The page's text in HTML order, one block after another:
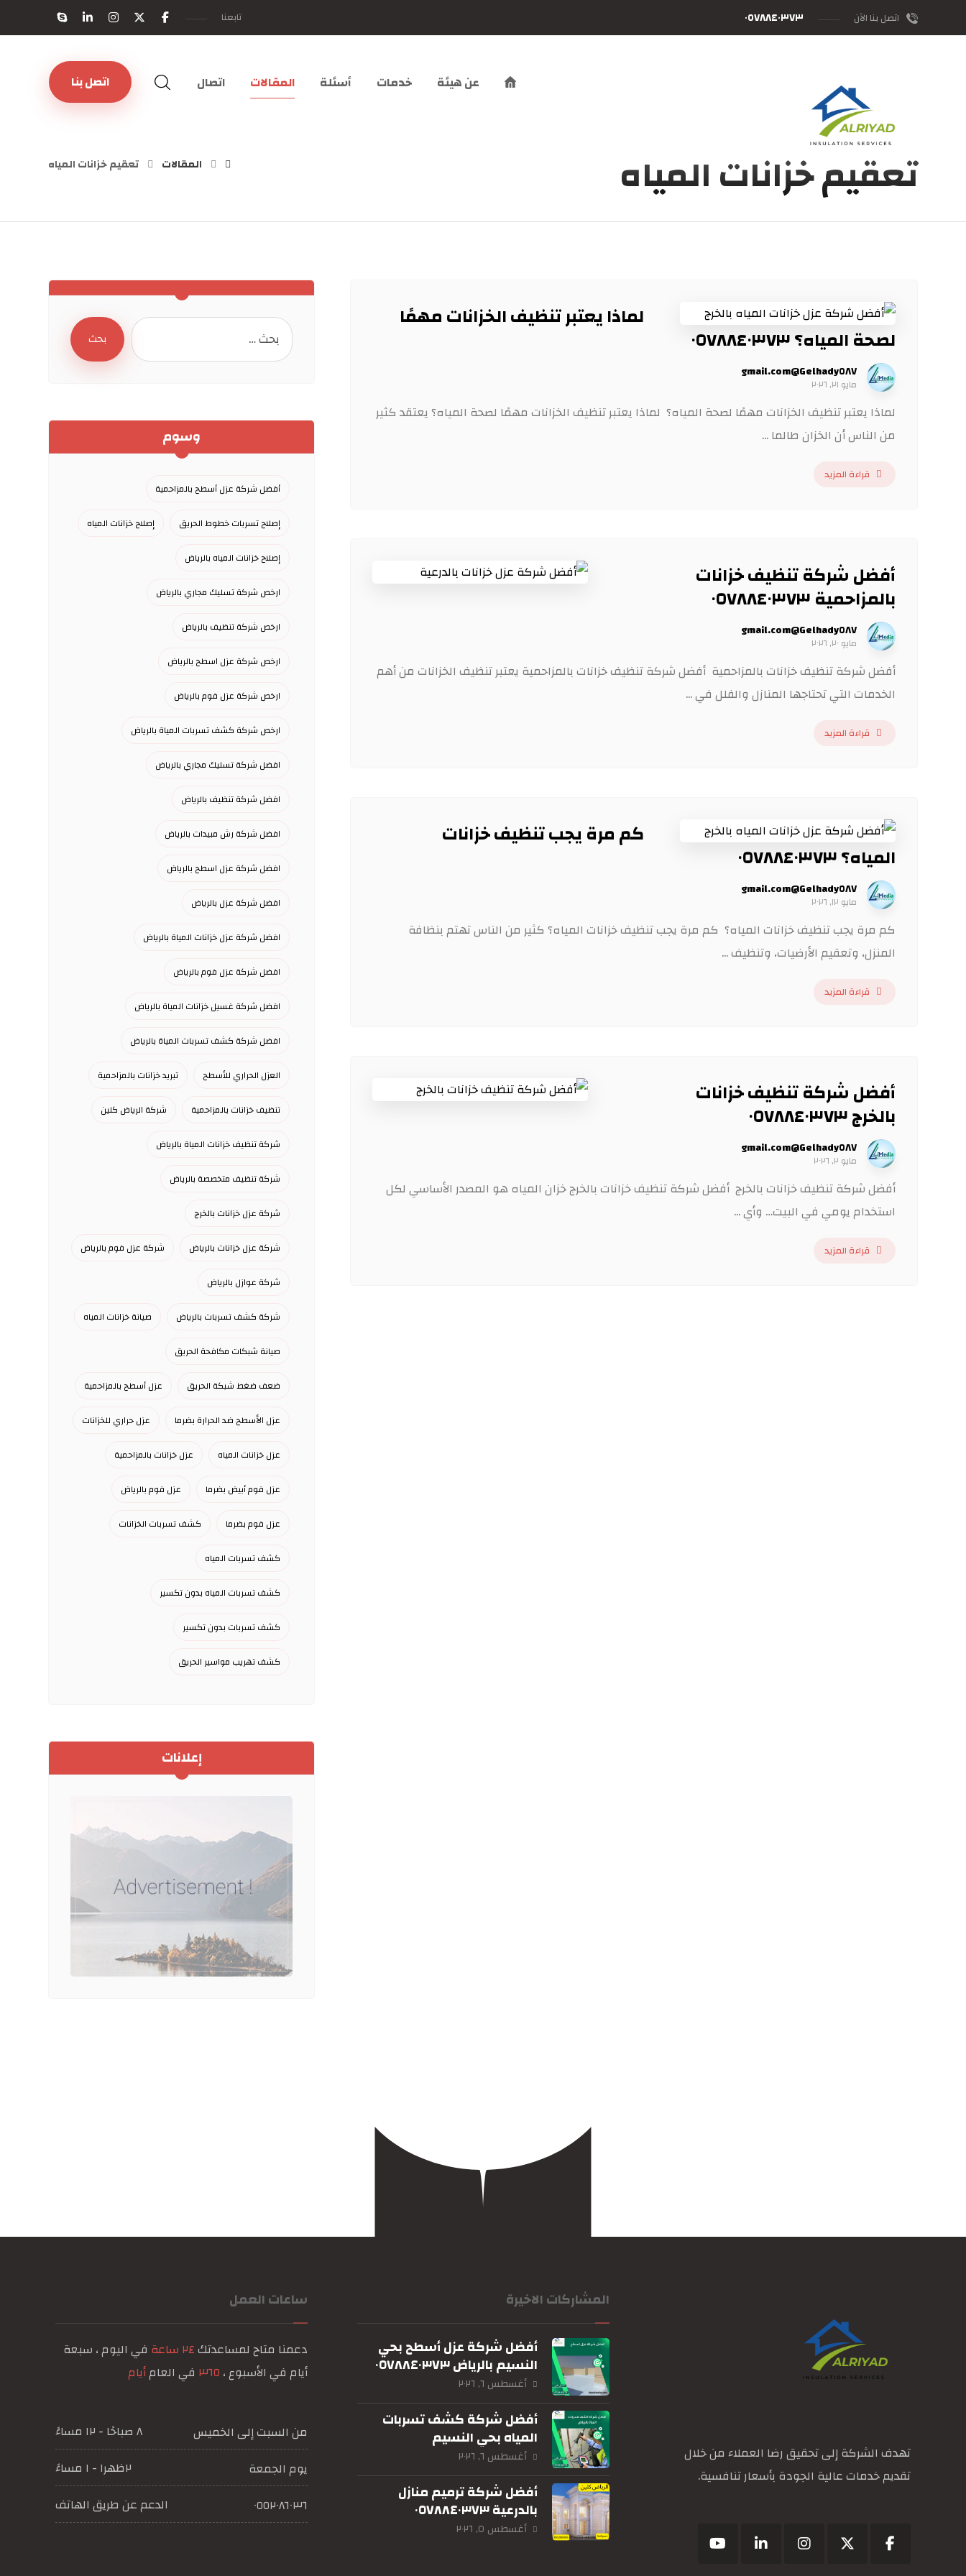
اتصل بنا الآن ٠٥٧٨٨٤٠٣٧٣ تابعنا
اتصل بنا عن هيئة خدمات أسئلة المقالات اتصال
تعقيم خزانات المياه المقالات تعقيم خزانات المياه
لماذا يعتبر تنظيف الخزانات مهمًا
لصحة المياه؟ ٠٥٧٨٨٤٠٣٧٣
Gelhady٥٨٧@gmail.com
مايو ٢١, ٢٠٢٦
لماذا يعتبر تنظيف الخزانات مهمًا لصحة المياه؟ لماذا يعتبر تنظيف الخزانات مهمًا لصحة المياه؟ يعتقد كثير
من الناس أن الخزان طالما ...
قراءة المزيد
أفضل شركة تنظيف خزانات
بالمزاحمية ٠٥٧٨٨٤٠٣٧٣
Gelhady٥٨٧@gmail.com
مايو ٢٠, ٢٠٢٦
أفضل شركة تنظيف خزانات بالمزاحمية أفضل شركة تنظيف خزانات بالمزاحمية يعتبر تنظيف الخزانات من أهم
الخدمات التي تحتاجها المنازل والفلل في ...
قراءة المزيد
كم مرة يجب تنظيف خزانات
المياه؟ ٠٥٧٨٨٤٠٣٧٣
Gelhady٥٨٧@gmail.com
مايو ١٢, ٢٠٢٦
كم مرة يجب تنظيف خزانات المياه؟ كم مرة يجب تنظيف خزانات المياه؟ كثير من الناس تهتم بنظافة
المنزل، وتعقيم الأرضيات، وتنظيف ...
قراءة المزيد
أفضل شركة تنظيف خزانات
بالخرج ٠٥٧٨٨٤٠٣٧٣
Gelhady٥٨٧@gmail.com
مايو ٢, ٢٠٢٦
أفضل شركة تنظيف خزانات بالخرج أفضل شركة تنظيف خزانات بالخرج خزان المياه هو المصدر الأساسي لكل
استخدام يومي في البيت… وأي ...
قراءة المزيد
بحث
وسوم
أفضل شركة عزل أسطح بالمزاحمية
إصلاح تسربات خطوط الحريق إصلاح خزانات المياه
إصلاح خزانات المياه بالرياض
ارخص شركة تسليك مجاري بالرياض
ارخص شركة تنظيف بالرياض
ارخص شركة عزل اسطح بالرياض
ارخص شركة عزل فوم بالرياض
ارخص شركة كشف تسربات المياة بالرياض
افضل شركة تسليك مجاري بالرياض
افضل شركة تنظيف بالرياض
افضل شركة رش مبيدات بالرياض
افضل شركة عزل اسطح بالرياض
افضل شركة عزل بالرياض
افضل شركة عزل خزانات المياة بالرياض
افضل شركة عزل فوم بالرياض
افضل شركة غسيل خزانات المياة بالرياض
افضل شركة كشف تسربات المياة بالرياض
العزل الحراري للأسطح تبريد خزانات بالمزاحمية
تنظيف خزانات بالمزاحمية شركة الرياض كلين
شركة تنظيف خزانات المياة بالرياض
شركة تنظيف متخصصة بالرياض
شركة عزل خزانات بالخرج
شركة عزل خزانات بالرياض شركة عزل فوم بالرياض
شركة عوازل بالرياض
شركة كشف تسربات بالرياض صيانة خزانات المياه
صيانة شبكات مكافحة الحريق
ضعف ضغط شبكة الحريق عزل أسطح بالمزاحمية
عزل الأسطح ضد الحرارة بضرما عزل حراري للخزانات
عزل خزانات المياه عزل خزانات بالمزاحمية
عزل فوم أبيض بضرما عزل فوم بالرياض
عزل فوم بضرما كشف تسربات الخزانات
كشف تسربات المياه
كشف تسربات المياه بدون تكسير
كشف تسربات بدون تكسير
كشف تهريب مواسير الحريق
إعلانات
تهدف الشركة إلى تحقيق رضا العملاء من خلال
تقديم خدمات عالية الجودة بأسعار تنافسية.
المشاركات الاخيرة
أفضل شركة عزل أسطح بحي
النسيم بالرياض ٠٥٧٨٨٤٠٣٧٣
أغسطس ٦, ٢٠٢٦
أفضل شركة كشف تسربات
المياه بحي النسيم
بالرياض٠٥٧٨٨٤٠٣٧٣
أغسطس ٦, ٢٠٢٦
أفضل شركة ترميم منازل
بالدرعية ٠٥٧٨٨٤٠٣٧٣
أغسطس ٥, ٢٠٢٦
ساعات العمل
دعمنا متاح لمساعدتك٢٤ ساعة
في اليوم ، سبعة
أيام في الأسبوع ، ٣٦٥ في العامأيام
من السبت إلى الخميس
٨ صباحًا - ١٢ مساءً
يوم الجمعة
٢ظهرا - ١ مساءً
٠٥٥٢٠٨٦٠٣٦
الدعم عن طريق الهاتف